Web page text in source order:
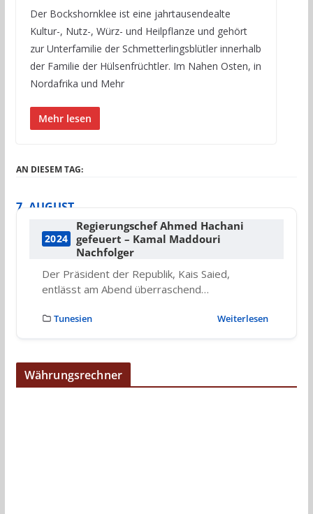
Der Bockshornklee ist eine jahrtausendealte
Kultur-, Nutz-, Würz- und Heilpflanze und gehört
zur Unterfamilie der Schmetterlingsblütler innerhalb
der Familie der Hülsenfrüchtler. Im Nahen Osten, in
Nordafrika und Mehr
Mehr lesen
AN DIESEM TAG:
7. AUGUST
2024
Regierungschef Ahmed Hachani
gefeuert – Kamal Maddouri
Nachfolger
Der Präsident der Republik, Kais Saied,
entlässt am Abend überraschend…
Tunesien Weiterlesen
Währungsrechner